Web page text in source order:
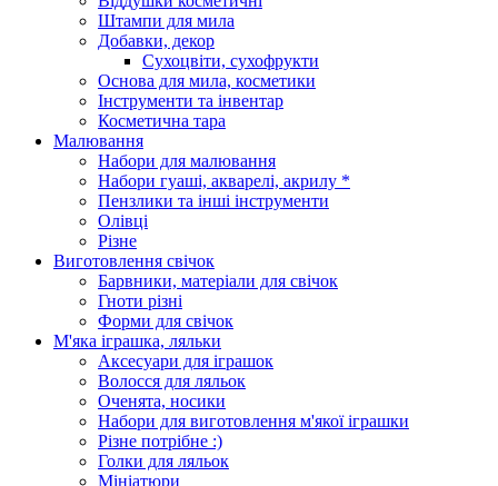
Штампи для мила
Добавки, декор
Сухоцвіти, сухофрукти
Основа для мила, косметики
Інструменти та інвентар
Косметична тара
Малювання
Набори для малювання
Набори гуаші, акварелі, акрилу *
Пензлики та інші інструменти
Олівці
Різне
Виготовлення свічок
Барвники, матеріали для свічок
Гноти різні
Форми для свічок
М'яка іграшка, ляльки
Аксесуари для іграшок
Волосся для ляльок
Оченята, носики
Набори для виготовлення м'якої іграшки
Різне потрібне :)
Голки для ляльок
Мініатюри